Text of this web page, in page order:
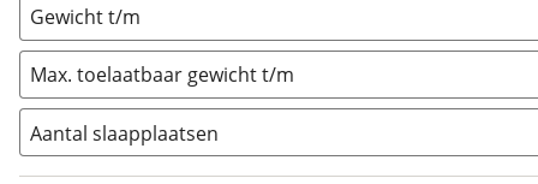
Gewicht t/m
Max. toelaatbaar gewicht t/m
Aantal slaapplaatsen
1 (0)